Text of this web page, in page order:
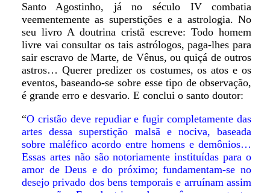
Santo Agostinho, já no século IV combatia
veementemente as superstições e a astrologia. No
seu livro A doutrina cristã escreve: Todo homem
livre vai consultar os tais astrólogos, paga-lhes para
sair escravo de Marte, de Vênus, ou quiçá de outros
astros… Querer predizer os costumes, os atos e os
eventos, baseando-se sobre esse tipo de observação,
é grande erro e desvario. E conclui o santo doutor:
“O cristão deve repudiar e fugir completamente das
artes dessa superstição malsã e nociva, baseada
sobre maléfico acordo entre homens e demônios…
Essas artes não são notoriamente instituídas para o
amor de Deus e do próximo; fundamentam-se no
desejo privado dos bens temporais e arruínam assim